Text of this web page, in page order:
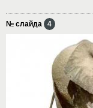
№ слайда 4